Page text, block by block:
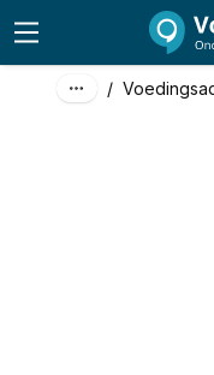
/
excl. btw
incl. btw